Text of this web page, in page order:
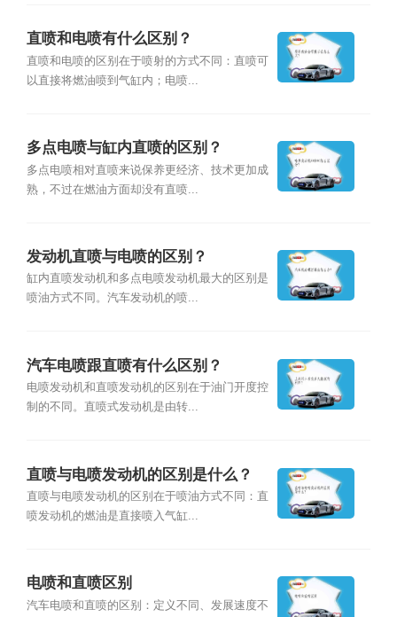
直喷和电喷有什么区别？
直喷和电喷的区别在于喷射的方式不同：直喷可
以直接将燃油喷到气缸内；电喷...
多点电喷与缸内直喷的区别？
多点电喷相对直喷来说保养更经济、技术更加成
熟，不过在燃油方面却没有直喷...
发动机直喷与电喷的区别？
缸内直喷发动机和多点电喷发动机最大的区别是
喷油方式不同。汽车发动机的喷...
汽车电喷跟直喷有什么区别？
电喷发动机和直喷发动机的区别在于油门开度控
制的不同。直喷式发动机是由转...
直喷与电喷发动机的区别是什么？
直喷与电喷发动机的区别在于喷油方式不同：直
喷发动机的燃油是直接喷入气缸...
电喷和直喷区别
汽车电喷和直喷的区别：定义不同、发展速度不